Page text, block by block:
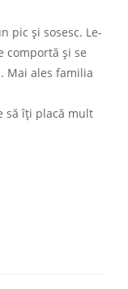
pic și sosesc. Le-
comportă și se
Mai ales familia
să îți placă mult